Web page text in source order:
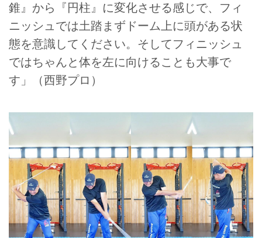
錐』から『円柱』に変化させる感じで、フィ
ニッシュでは土踏まずドーム上に頭がある状
態を意識してください。そしてフィニッシュ
ではちゃんと体を左に向けることも大事で
す」（西野プロ）